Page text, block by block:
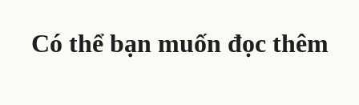
Có thể bạn muốn đọc thêm